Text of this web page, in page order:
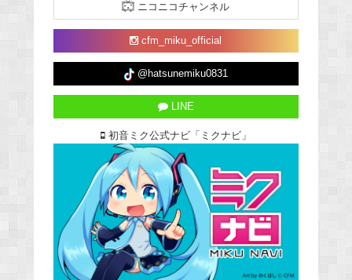
ニコニコチャンネル
cfm_miku_official
@hatsunemiku0831
LINE
初音ミク公式ナビ「ミクナビ」